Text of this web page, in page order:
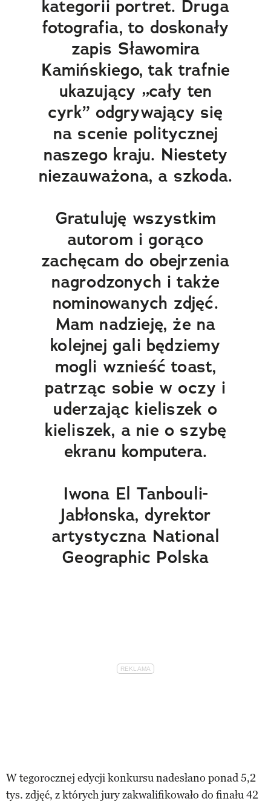
kategorii portret. Druga
fotografia, to doskonały
zapis Sławomira
Kamińskiego, tak trafnie
ukazujący „cały ten
cyrk” odgrywający się
na scenie politycznej
naszego kraju. Niestety
niezauważona, a szkoda.
Gratuluję wszystkim
autorom i gorąco
zachęcam do obejrzenia
nagrodzonych i także
nominowanych zdjęć.
Mam nadzieję, że na
kolejnej gali będziemy
mogli wznieść toast,
patrząc sobie w oczy i
uderzając kieliszek o
kieliszek, a nie o szybę
ekranu komputera.
Iwona El Tanbouli-
Jabłonska, dyrektor
artystyczna National
Geographic Polska
W tegorocznej edycji konkursu nadesłano ponad 5,2
tys. zdjęć, z których jury zakwalifikowało do finału 42